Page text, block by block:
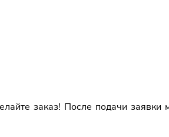
заказ! После подачи заявки